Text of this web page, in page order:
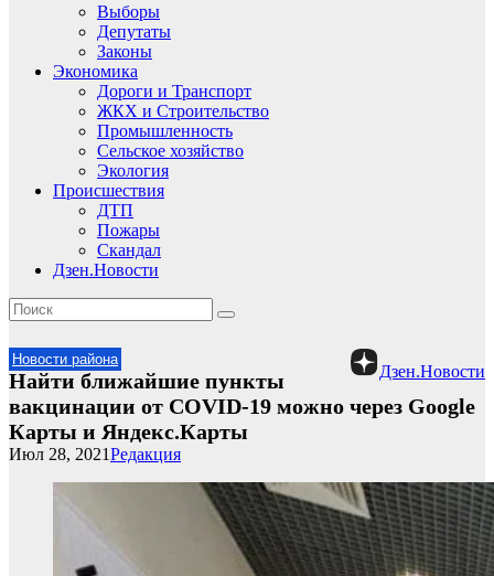
Выборы
Депутаты
Законы
Экономика
Дороги и Транспорт
ЖКХ и Строительство
Промышленность
Сельское хозяйство
Экология
Происшествия
ДТП
Пожары
Скандал
Дзен.Новости
Новости района
Дзен.Новости
Найти ближайшие пункты
вакцинации от COVID-19 можно через Google
Карты и Яндекс.Карты
Редакция
Июл 28, 2021